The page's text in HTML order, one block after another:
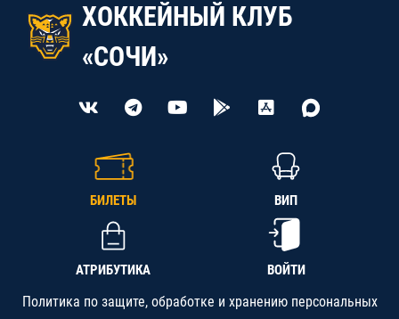
ХОККЕЙНЫЙ КЛУБ
«СОЧИ»
БИЛЕТЫ ВИП
АТРИБУТИКА ВОЙТИ
Политика по защите, обработке и хранению персональных